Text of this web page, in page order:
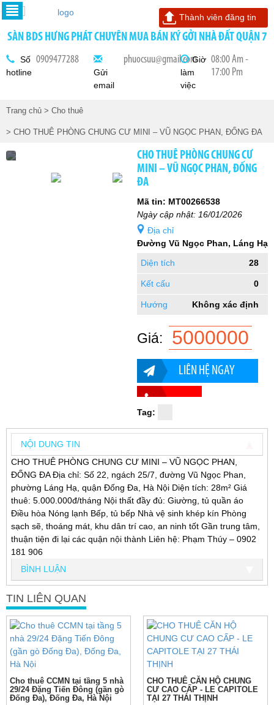
SÀN BDS HƯNG PHÁT CHUYÊN MUA BÁN KÝ GỞI NHÀ ĐẤT QUẬN 7
Số
hotline
0909477288
Gửi
email
phuocsuu@gmail.comGiờ
làm
việc
08:00 Am -
17:00 Pm
Thành viên đăng tin
Trang chủ > Cho thuê
> CHO THUÊ PHÒNG CHUNG CƯ MINI – VŨ NGỌC PHAN, ĐỐNG ĐA
CHO THUÊ PHÒNG CHUNG CƯ
MINI – VŨ NGỌC PHAN, ĐỐNG
ĐA
Mã tin: MT00266538
Ngày cập nhật: 16/01/2026
Địa chỉ
Đường Vũ Ngọc Phan, Láng Hạ
Diện tích
28
Kết cấu 0
Hướng Không xác định
Giá: 5000000
LIÊN HỆ NGAY
Tag:
NỘI DUNG TIN
CHO THUÊ PHÒNG CHUNG CƯ MINI – VŨ NGỌC PHAN,
ĐỐNG ĐA Địa chỉ: Số 22, ngách 25/7, đường Vũ Ngọc Phan,
phường Láng Hạ, quận Đống Đa, Hà Nội Diện tích: 28m² Giá
thuê: 5.000.000đ/tháng Nội thất đầy đủ: Giường, tủ quần áo
Điều hòa Nóng lạnh Bếp, tủ bếp Nhà vệ sinh khép kín Phòng
sạch sẽ, thoáng mát, khu dân trí cao, an ninh tốt Gần trung tâm,
thuận tiện đi lại các quận nội thành Liên hệ: Phạm Thúy – 0902
181 906
BÌNH LUẬN
TIN LIÊN QUAN
Cho thuê CCMN tại tầng 5 nhà
29/24 Đặng Tiến Đông (gần gò
Đống Đa), Đống Đa, Hà Nội
CHO THUÊ CĂN HỘ CHUNG
CƯ CAO CẤP - LE CAPITOLE
TẠI 27 THÁI THỊNH